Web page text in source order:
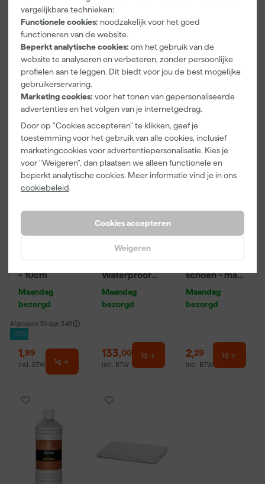
vergelijkbare technieken:
Functionele cookies: noodzakelijk voor het goed
functioneren van de website.
Beperkt analytische cookies: om het gebruik van de
website te analyseren en verbeteren, zonder persoonlijke
profielen aan te leggen. Dit biedt voor jou de best mogelijke
gebruikerservaring.
Marketing cookies: voor het tonen van gepersonaliseerde
advertenties en het volgen van je internetgedrag.
Door op "Cookies accepteren" te klikken, geef je
toestemming voor het gebruik van alle cookies, inclusief
marketingcookies voor advertentiepersonalisatie. Kies je
voor "Weigeren", dan plaatsen we alleen functionele en
beperkt analytische cookies. Meer informatie vind je in ons
cookiebeleid.
Cookies accepteren
Weigeren
uitschuifbaar
- 1x2m
Maandag
bezorgd
Adviesprijs 11,47
9,95
incl. BTW
12cm Roller -
0,5L + 5
Inzetbakken
Maandag
bezorgd
3,99
incl. BTW
ReinigerConc
bezorgd
18,09
incl. BTW
Onze Top 10
- 10cm
Maandag
bezorgd
Afgelopen 30 dgn 2,49
-20%
1,99
incl. BTW
Klingspor
Waterproof
230X280Mm
Maandag
bezorgd
133,00
incl. BTW
schoen - maat
Maandag
bezorgd
2,29
incl. BTW